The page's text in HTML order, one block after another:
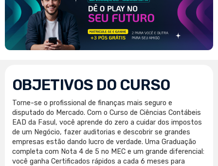
OBJETIVOS DO CURSO
Torne-se o profissional de finanças mais seguro e
disputado do Mercado. Com o Curso de Ciências Contábeis
EAD da Fasul, você aprende do zero a cuidar dos impostos
de um Negócio, fazer auditorias e descobrir se grandes
empresas estão dando lucro de verdade. Uma Graduação
completa com Nota 4 de 5 no MEC e um grande diferencial:
você ganha Certificados rápidos a cada 6 meses para